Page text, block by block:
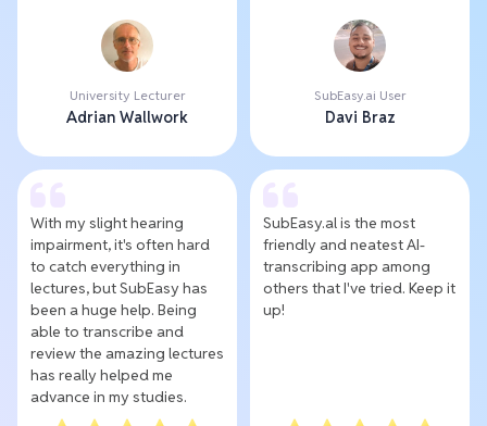
University Lecturer
Adrian Wallwork
SubEasy.ai User
Davi Braz
With my slight hearing
impairment, it's often hard
to catch everything in
lectures, but SubEasy has
been a huge help. Being
able to transcribe and
review the amazing lectures
has really helped me
advance in my studies.
SubEasy.al is the most
friendly and neatest AI-
transcribing app among
others that I've tried. Keep it
up!